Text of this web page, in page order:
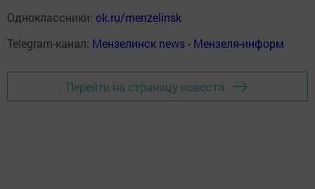
Одноклассники: ok.ru/menzelinsk
Telegram-канал: Мензелинск news - Мензеля-информ
Перейти на страницу новости